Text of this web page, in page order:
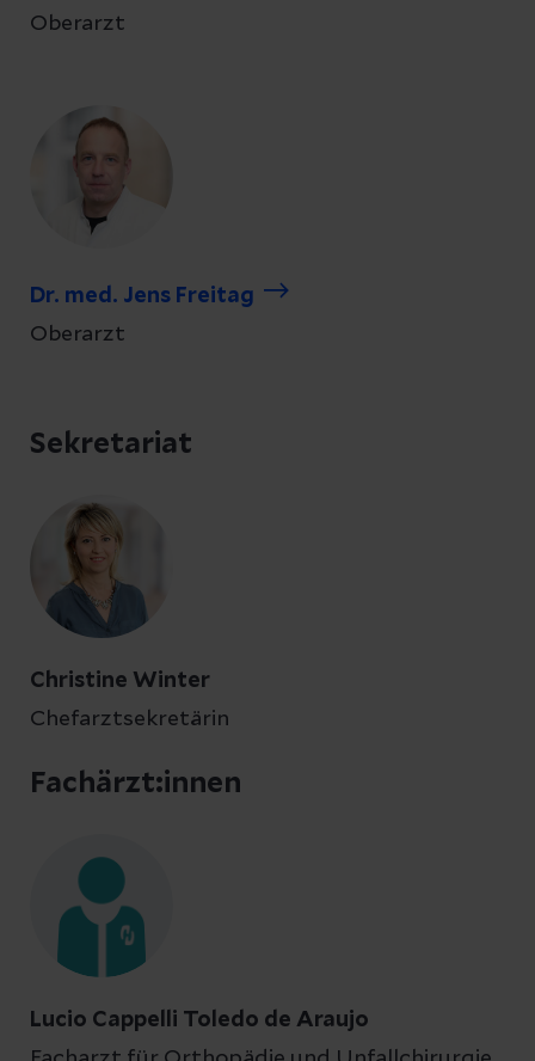
Oberarzt
Dr. med. Jens Freitag
Oberarzt
Sekretariat
Christine Winter
Chefarztsekretärin
Fachärzt:innen
Lucio Cappelli Toledo de Araujo